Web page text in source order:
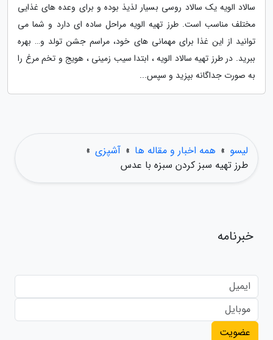
سالاد الویه یک سالاد روسی بسیار لذیذ بوده و برای وعده های غذایی
مختلف مناسب است. طرز تهیه الویه مراحل ساده ای دارد و شما می
توانید از این غذا برای مهمانی های خود، مراسم جشن تولد و… بهره
ببرید. در طرز تهیه سالاد الویه ، ابتدا سیب زمینی ، هویج و تخم مرغ را
به صورت جداگانه بپزید و سپس...
لیسو » همه اخبار و مقاله ها » آشپزی »
طرز تهیه سبز کردن سبزه با عدس
خبرنامه
عضویت